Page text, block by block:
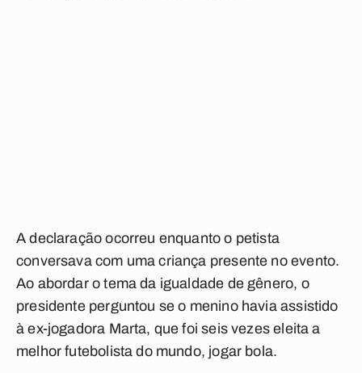
A declaração ocorreu enquanto o petista
conversava com uma criança presente no evento.
Ao abordar o tema da igualdade de gênero, o
presidente perguntou se o menino havia assistido
à ex-jogadora Marta, que foi seis vezes eleita a
melhor futebolista do mundo, jogar bola.